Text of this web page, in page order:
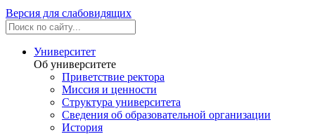
Версия для слабовидящих
Университет
Об университете
Приветствие ректора
Миссия и ценности
Структура университета
Сведения об образовательной организации
История